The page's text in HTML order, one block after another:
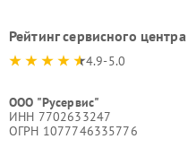
Рейтинг сервисного центра
4.9-5.0
ООО "Русервис"
ИНН 7702633247
ОГРН 1077746335776